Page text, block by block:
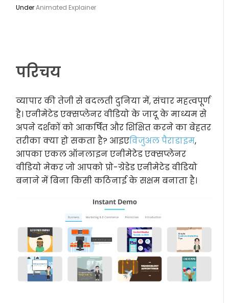
UnderAnimated Explainer
परिचय
व्यापार की तेजी से बदलती दुनिया में, संचार महत्वपूर्ण
है। एनीमेटेड एक्सप्लेनर वीडियो के जादू के माध्यम से
अपने दर्शकों को आकर्षित और शिक्षित करने का बेहतर
तरीका क्या हो सकता है? आइएविजुअल पैराडाइम,
आपका एकल ऑनलाइन एनीमेटेड एक्सप्लेनर
वीडियो मेकर जो आपको प्रो-ग्रेडेड एनीमेटेड वीडियो
बनाने में बिना किसी कठिनाई के सक्षम बनाता है।